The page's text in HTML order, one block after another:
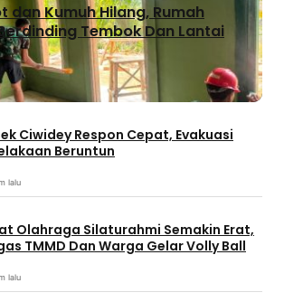
dan Kumuh Hilang, Rumah
Tembok Dan Lantai
Ciwidey Respon Cepat, Evakuasi
Beruntun
lalu
Olahraga Silaturahmi Semakin Erat,
TMMD Dan Warga Gelar Volly Ball
lalu